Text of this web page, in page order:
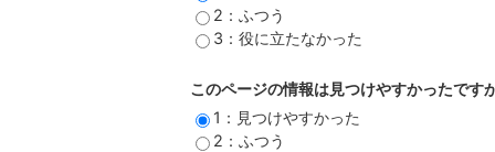
2：ふつう
3：役に立たなかった
このページの情報は見つけやすかったです
1：見つけやすかった
2：ふつう